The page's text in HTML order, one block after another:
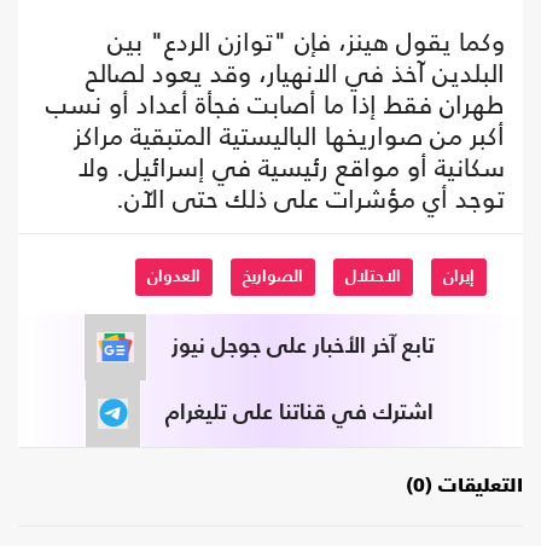
وكما يقول هينز، فإن "توازن الردع" بين
البلدين آخذ في الانهيار، وقد يعود لصالح
طهران فقط إذا ما أصابت فجأة أعداد أو نسب
أكبر من صواريخها الباليستية المتبقية مراكز
سكانية أو مواقع رئيسية في إسرائيل. ولا
توجد أي مؤشرات على ذلك حتى الآن.
إيران الاحتلال الصواريخ العدوان
تابع آخر الأخبار على جوجل نيوز
اشترك في قناتنا على تليغرام
التعليقات (0)